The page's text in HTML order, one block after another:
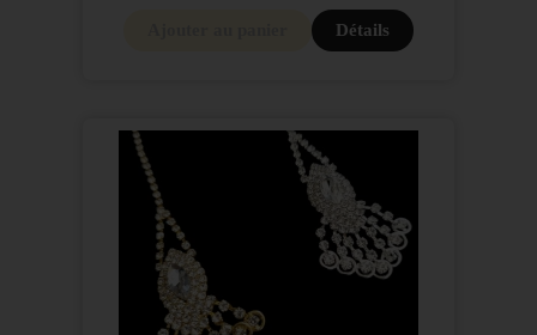
Détails